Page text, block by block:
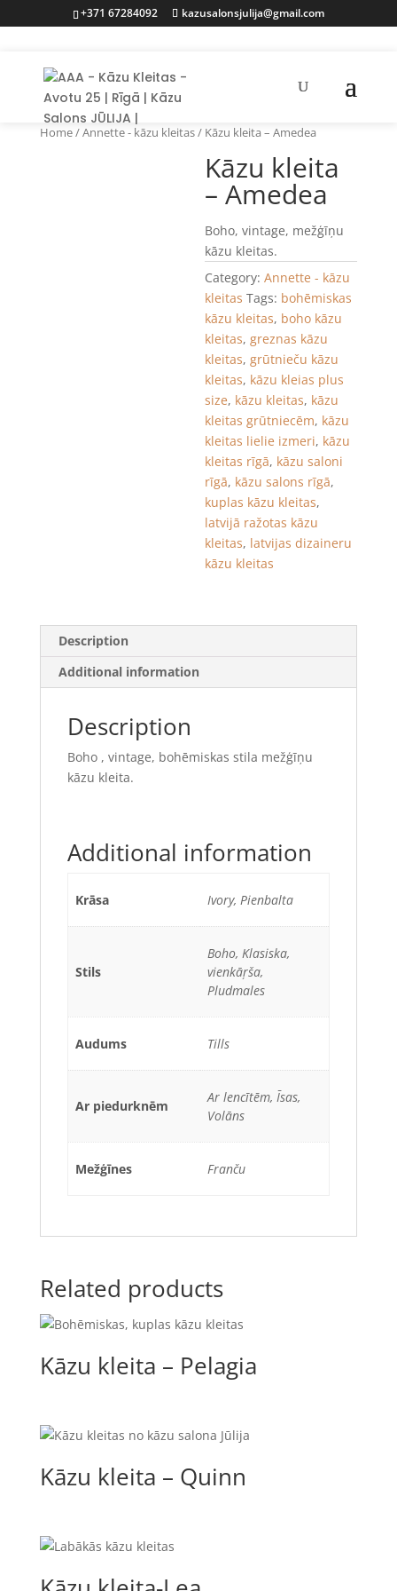
+371 67284092 kazusalonsjulija@gmail.com
Home/Annette - kāzu kleitas/ Kāzu kleita – Amedea
Kāzu kleita
– Amedea
Boho, vintage, mežģīņu
kāzu kleitas.
Category:Annette - kāzu
kleitas Tags: bohēmiskas
kāzu kleitas, boho kāzu
kleitas,greznas kāzu
kleitas,grūtnieču kāzu
kleitas, kāzu kleias plus
size, kāzu kleitas, kāzu
kleitas grūtniecēm, kāzu
kleitas lielie izmeri, kāzu
kleitas rīgā, kāzu saloni
rīgā, kāzu salons rīgā,
kuplas kāzu kleitas,
latvijā ražotas kāzu
kleitas, latvijas dizaineru
kāzu kleitas
Description
Additional information
Description
Boho , vintage, bohēmiskas stila mežģīņu
kāzu kleita.
Additional information
Krāsa Ivory, Pienbalta
Stils
Boho, Klasiska,
vienkāŗša,
Pludmales
Audums Tills
Ar piedurknēm
Ar lencītēm, Īsas,
Volāns
Mežģīnes Franču
Related products
Kāzu kleita – Pelagia
Kāzu kleita – Quinn